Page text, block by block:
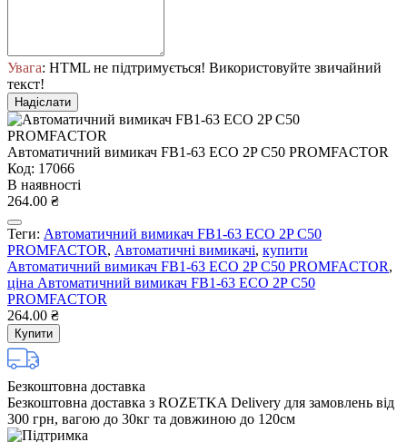
Увага: HTML не підтримується! Використовуйте звичайний
текст!
Надіслати
Автоматичний вимикач FB1-63 ECO 2P C50 PROMFACTOR
Код: 17066
В наявності
264.00 ₴
Теги: Автоматичний вимикач FB1-63 ECO 2P C50
PROMFACTOR, Автоматичні вимикачі, купити
Автоматичний вимикач FB1-63 ECO 2P C50 PROMFACTOR,
ціна Автоматичний вимикач FB1-63 ECO 2P C50
PROMFACTOR
264.00 ₴
Купити
Безкоштовна доставка
Безкоштовна доставка з ROZETKA Delivery для замовлень від
300 грн, вагою до 30кг та довжиною до 120см